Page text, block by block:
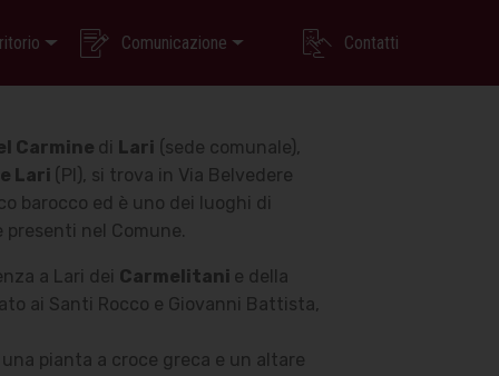
Comunicazione Contatti
Carmine di Lari (sede comunale),
Lari (PI), si trova in Via Belvedere
barocco ed è uno dei luoghi di
nel Comune.
a Lari dei Carmelitani e della
ai Santi Rocco e Giovanni Battista,
pianta a croce greca e un altare